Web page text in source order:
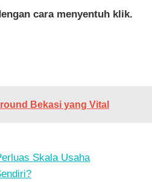
cara menyentuh klik.
Bekasi yang Vital
Skala Usaha